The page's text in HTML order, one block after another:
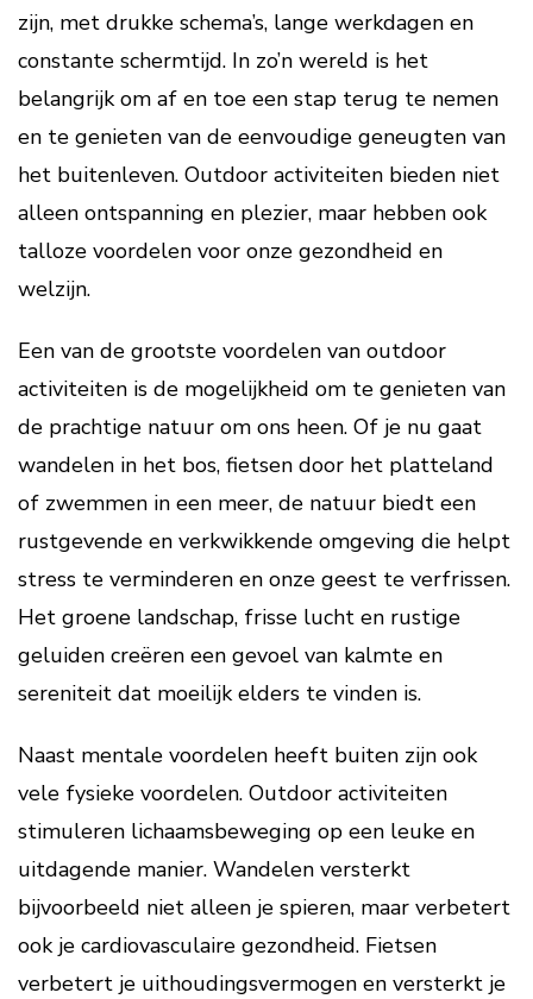
zijn, met drukke schema’s, lange werkdagen en
constante schermtijd. In zo’n wereld is het
belangrijk om af en toe een stap terug te nemen
en te genieten van de eenvoudige geneugten van
het buitenleven. Outdoor activiteiten bieden niet
alleen ontspanning en plezier, maar hebben ook
talloze voordelen voor onze gezondheid en
welzijn.
Een van de grootste voordelen van outdoor
activiteiten is de mogelijkheid om te genieten van
de prachtige natuur om ons heen. Of je nu gaat
wandelen in het bos, fietsen door het platteland
of zwemmen in een meer, de natuur biedt een
rustgevende en verkwikkende omgeving die helpt
stress te verminderen en onze geest te verfrissen.
Het groene landschap, frisse lucht en rustige
geluiden creëren een gevoel van kalmte en
sereniteit dat moeilijk elders te vinden is.
Naast mentale voordelen heeft buiten zijn ook
vele fysieke voordelen. Outdoor activiteiten
stimuleren lichaamsbeweging op een leuke en
uitdagende manier. Wandelen versterkt
bijvoorbeeld niet alleen je spieren, maar verbetert
ook je cardiovasculaire gezondheid. Fietsen
verbetert je uithoudingsvermogen en versterkt je